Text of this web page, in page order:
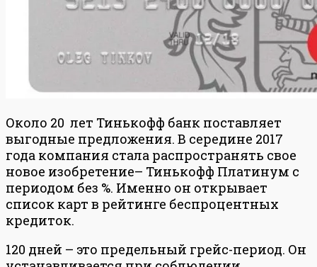
Около 20 лет Тинькофф банк поставляет
выгодные предложения. В середине 2017
года компания стала распространять свое
новое изобретение– Тинькофф Платинум с
периодом без %. Именно он открывает
список карт в рейтинге беспроцентных
кредиток.
120 дней – это предельный грейс-период. Он